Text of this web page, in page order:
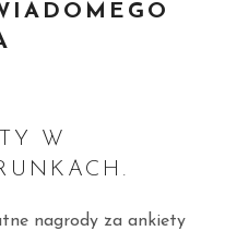
W
nagrody za ankiety